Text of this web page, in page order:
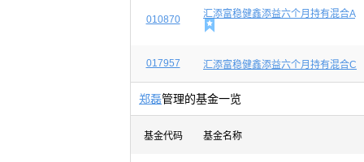
010870 汇添富稳健鑫添益六个月持有混合A

017957 汇添富稳健鑫添益六个月持有混合C
郑磊管理的基金一览
基金代码 基金名称